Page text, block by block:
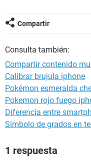
Compartir
Consulta también:
Compartir contenido
Calibrar brujula iphone
Pokémon esmeralda
Pokemon rojo fuego
Diferencia entre
Simbolo de grados en
1 respuesta